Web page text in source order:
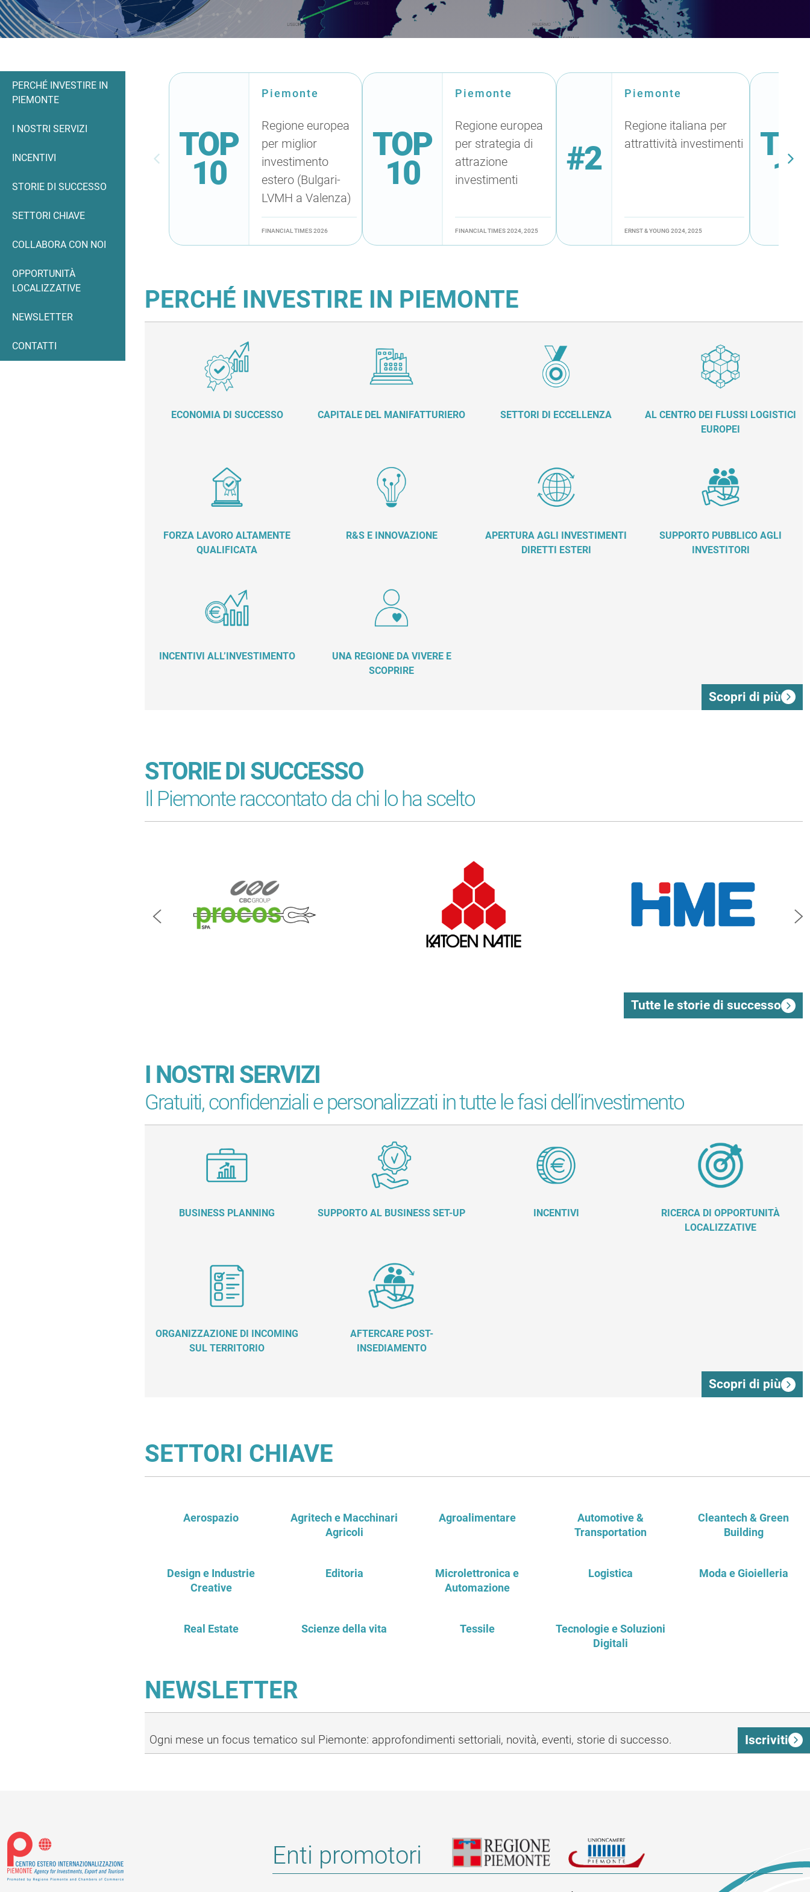
TOP
10
Piemonte
Regione europea
per miglior
investimento
estero (Bulgari-
LVMH a Valenza)
FINANCIAL TIMES 2026
TOP
10
Piemonte
Regione europea
per strategia di
attrazione
investimenti
FINANCIAL TIMES 2024, 2025
#2
Piemonte
Regione italiana per
attrattività investimenti
ERNST & YOUNG 2024, 2025
10
PERCHÉ INVESTIRE IN PIEMONTE
ECONOMIA DI SUCCESSO CAPITALE DEL MANIFATTURIERO SETTORI DI ECCELLENZA
AL CENTRO DEI FLUSSI LOGISTICI
EUROPEI
FORZA LAVORO ALTAMENTE
QUALIFICATA
R&S E INNOVAZIONE
APERTURA AGLI INVESTIMENTI
DIRETTI ESTERI
SUPPORTO PUBBLICO AGLI
INVESTITORI
INCENTIVI ALL’INVESTIMENTO
UNA REGIONE DA VIVERE E
SCOPRIRE
Scopri di più
STORIE DI SUCCESSO
Il Piemonte raccontato da chi lo ha scelto
Previous
Tutte le storie di successo
I NOSTRI SERVIZI
Gratuiti, confidenziali e personalizzati in tutte le fasi dell’investimento
BUSINESS PLANNING SUPPORTO AL BUSINESS SET-UP INCENTIVI
RICERCA DI OPPORTUNITÀ
LOCALIZZATIVE
ORGANIZZAZIONE DI INCOMING
SUL TERRITORIO
AFTERCARE POST-
INSEDIAMENTO
Scopri di più
PERCHÉ INVESTIRE IN
PIEMONTE
I NOSTRI SERVIZI
INCENTIVI
STORIE DI SUCCESSO
SETTORI CHIAVE
COLLABORA CON NOI
OPPORTUNITÀ
LOCALIZZATIVE
NEWSLETTER
CONTATTI
SETTORI CHIAVE
Aerospazio
Agritech e Macchinari
Agricoli
Agroalimentare
Automotive &
Transportation
Cleantech & Green
Building
Design e Industrie
Creative
Editoria
Microlettronica e
Automazione
Logistica Moda e Gioielleria
Real Estate Scienze della vita Tessile
Tecnologie e Soluzioni
Digitali
NEWSLETTER
Ogni mese un focus tematico sul Piemonte: approfondimenti settoriali, novità, eventi, storie di successo. Iscriviti
Enti promotori